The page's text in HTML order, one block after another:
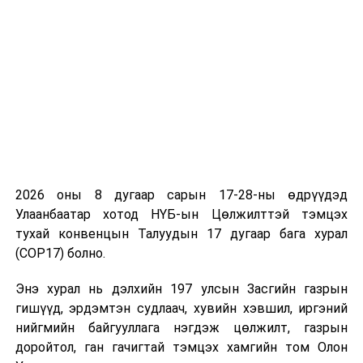
Монгол Улсын Ерөнхийлөгчийн сонгуульд нэр
дэвшигчдэд зориулсан гарын авлага хэвлэгдэв
2026 оны 8 дугаар сарын 17-28-ны өдрүүдэд
Улаанбаатар хотод НҮБ-ын Цөлжилттэй тэмцэх
тухай конвенцын Талуудын 17 дугаар бага хурал
(COP17) болно.
Энэ хурал нь дэлхийн 197 улсын Засгийн газрын
гишүүд, эрдэмтэн судлаач, хувийн хэвшил, иргэний
нийгмийн байгууллага нэгдэж цөлжилт, газрын
доройтол, ган гачигтай тэмцэх хамгийн том Олон